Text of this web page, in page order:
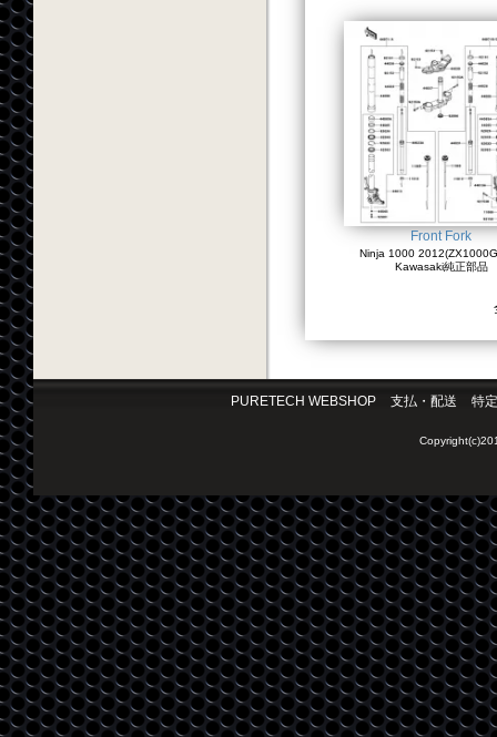
Front Fork
Ninja 1000
Kawasaki純正部品
PURETECH WEBSHOP 支払・配送 特